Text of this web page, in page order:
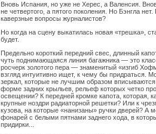
Вновь Испания, но уже не Херес, а Валенсия.
не четвертого, а пятого поколения. Но Бэнгла
каверзные вопросы журналистов?
Но когда на сцену выкатилась новая «трешка»,
будет.
Предельно короткий передний свес, длинный
чуть поднимающаяся линия багажника — это
росчерк золотого пера — знаменитый «изгиб
взгляд интуитивно ищет, к чему бы придраться.
зеркал, которые не лучшим образом
форме задних крыльев, рельеф которых четко
освещении? К передней кромке капота, которая,
крупные ноздри радиаторной решетки? Или к
кузова, на которые «нанизаны» ручки дверей? А
фонарей с белыми пятнами заднего хода, в
придирки...